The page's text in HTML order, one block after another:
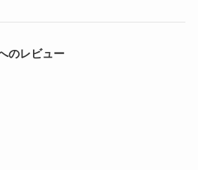
のレビュー